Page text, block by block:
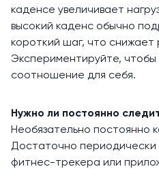
каденсе увеличивает
высокий каденс обычно
короткий шаг, что снижает
Экспериментируйте,
соотношение для себя.
Нужно ли постоянно
Необязательно постоянно
Достаточно
фитнес-трекера или